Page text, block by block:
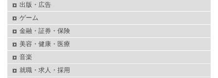
出版・広告
ゲーム
金融・証券・保険
美容・健康・医療
音楽
就職・求人・採用